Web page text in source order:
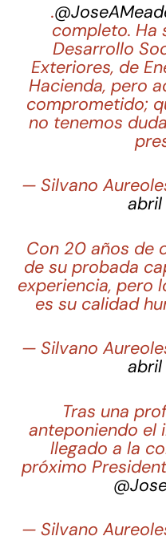
.
completo. Ha
Desarrollo
Exteriores, de
Hacienda, pero
comprometido;
no tenemos
— Silvano
abril
Con 20 años de
de su probada
experiencia, pero
es su calidad
— Silvano
abril
Tras una
anteponiendo el
llegado a la
próximo
— Silvano